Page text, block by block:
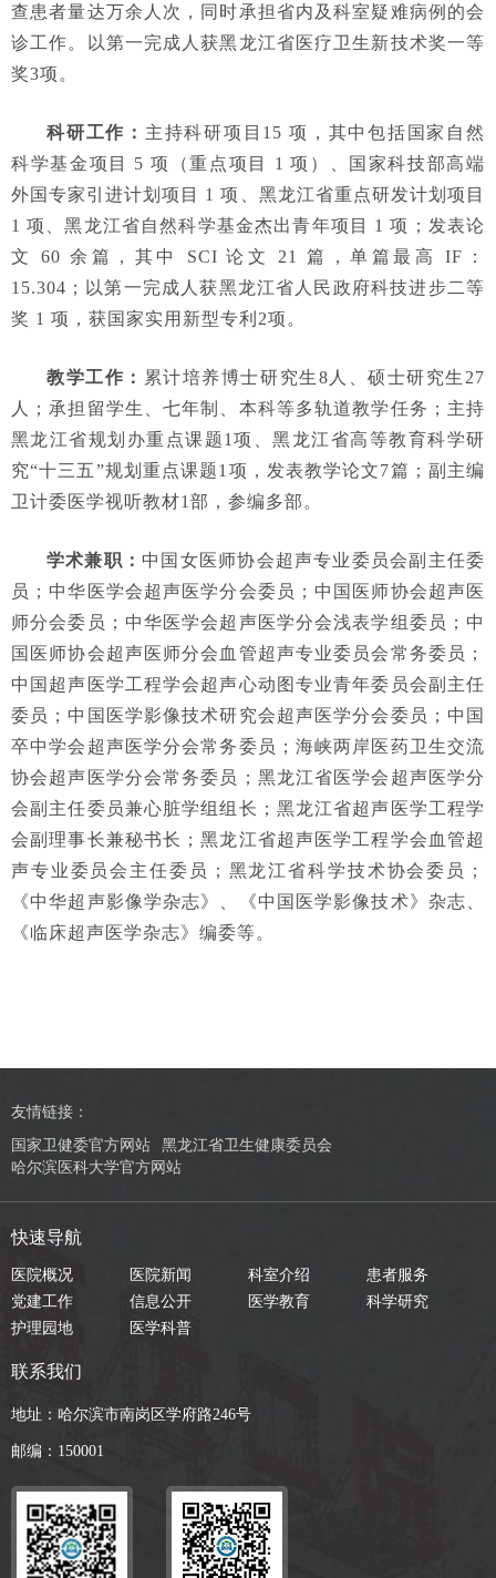
查患者量达万余人次，同时承担省内及科室疑难病例的会
诊工作。以第一完成人获黑龙江省医疗卫生新技术奖一等
奖3项。
科研工作 ： 主持科研项目15 项，其中包括国家自然
科学基金项目 5 项（重点项目 1 项）、国家科技部高端
外国专家引进计划项目 1 项、黑龙江省重点研发计划项目
1 项、黑龙江省自然科学基金杰出青年项目 1 项；发表论
文 60 余篇，其中 SCI 论文 21 篇，单篇最高 IF：
15.304；以第一完成人获黑龙江省人民政府科技进步二等
奖 1 项，获国家实用新型专利2项。
教学工作 ： 累计培养博士研究生8人、硕士研究生27
人；承担留学生、七年制、本科等多轨道教学任务；主持
黑龙江省规划办重点课题1项、黑龙江省高等教育科学研
究“十三五”规划重点课题1项，发表教学论文7篇；副主编
卫计委医学视听教材1部，参编多部。
学术兼职 ： 中国女医师协会超声专业委员会副主任委
员；中华医学会超声医学分会委员；中国医师协会超声医
师分会委员；中华医学会超声医学分会浅表学组委员；中
国医师协会超声医师分会血管超声专业委员会常务委员；
中国超声医学工程学会超声心动图专业青年委员会副主任
委员；中国医学影像技术研究会超声医学分会委员；中国
卒中学会超声医学分会常务委员；海峡两岸医药卫生交流
协会超声医学分会常务委员；黑龙江省医学会超声医学分
会副主任委员兼心脏学组组长；黑龙江省超声医学工程学
会副理事长兼秘书长；黑龙江省超声医学工程学会血管超
声专业委员会主任委员；黑龙江省科学技术协会委员；
《中华超声影像学杂志》、《中国医学影像技术》杂志、
《临床超声医学杂志》编委等。
友情链接：
国家卫健委官方网站
黑龙江省卫生健康委员会
哈尔滨医科大学官方网站
快速导航
医院概况 医院新闻 科室介绍
患者服务
党建工作
信息公开 医学教育
科学研究
护理园地
医学科普
联系我们
地址：哈尔滨市南岗区学府路246号
邮编：150001